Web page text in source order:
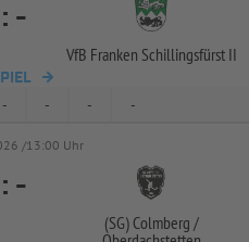
: -
VfB Franken Schillingsfürst II
- - - -
/13:00 Uhr
: -
(SG) Colmberg /